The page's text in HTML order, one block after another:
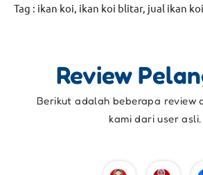
Tag : ikan koi, ikan koi blitar, jual ikan koi
Review
Berikut adalah beberapa review
kami dari user asli.